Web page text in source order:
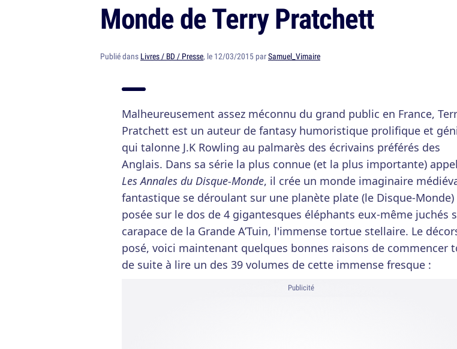
Monde de Terry Pratchett
Publié dans Livres / BD / Presse, le 12/03/2015 parSamuel_Vimaire
Malheureusement assez méconnu du grand public en France,
Pratchett est un auteur de fantasy humoristique prolifique et
qui talonne J.K Rowling au palmarès des écrivains préférés des
Anglais. Dans sa série la plus connue (et la plus importante)
Les Annales du Disque-Monde, il crée un monde imaginaire
fantastique se déroulant sur une planète plate (le Disque-Monde)
posée sur le dos de 4 gigantesques éléphants eux-même juchés
carapace de la Grande A’Tuin, l'immense tortue stellaire. Le
posé, voici maintenant quelques bonnes raisons de commencer
de suite à lire un des 39 volumes de cette immense fresque :
Publicité